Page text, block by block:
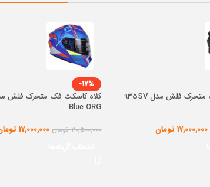
کلاه کاسکت فک متحرک فلش مدل 935SV
17,000,000 تومان
-17%
Blue ORG
20,500,000 تومان 17,000,000